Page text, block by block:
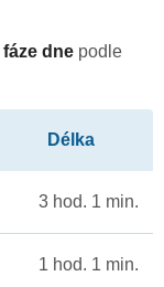
fáze dne podle
Délka
3 hod. 1 min.
1 hod. 1 min.